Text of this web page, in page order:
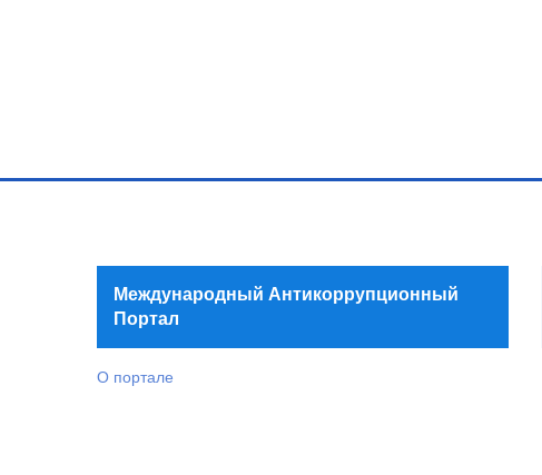
Международный Антикоррупционный
Портал
О портале